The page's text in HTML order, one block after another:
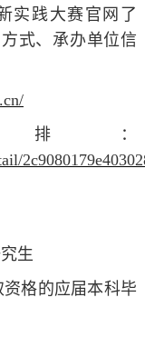
实践大赛官网了
式、承办单位信
：
生
格的应届本科毕